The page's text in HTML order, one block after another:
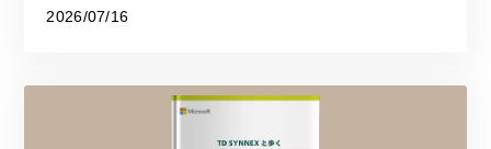
2026/07/16